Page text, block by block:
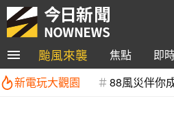
颱風來襲 焦點 即
新電玩大觀園
88風災伴你